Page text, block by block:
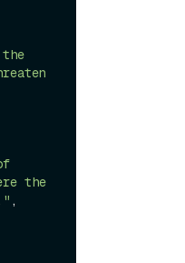
the
,